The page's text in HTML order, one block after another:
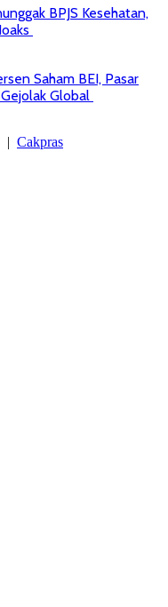
BPJS Kesehatan,
Saham BEI, Pasar
Global
| Cakpras